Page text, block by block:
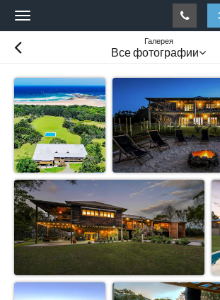
Toggle
navigation
Галерея
Все фотографии